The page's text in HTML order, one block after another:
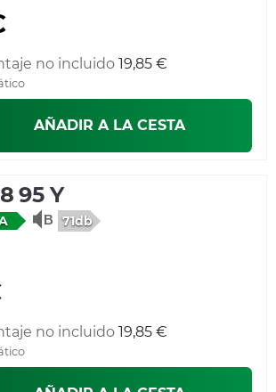
no incluido 19,85 €
AÑADIR A LA CESTA
95 Y
71db
no incluido 19,85 €